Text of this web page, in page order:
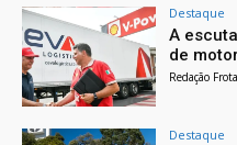
Destaque
A
de
Redação
Destaque